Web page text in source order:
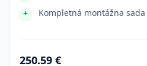
Kompletná montážna
250.59 €